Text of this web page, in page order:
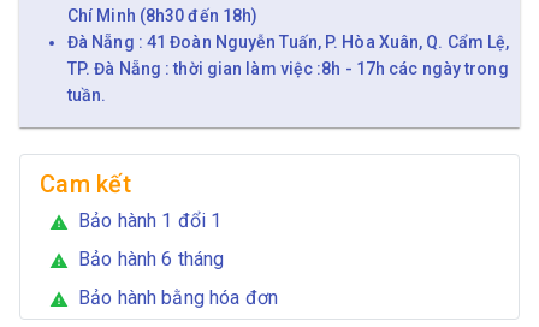
Chí Minh (8h30 đến 18h)
Đà Nẵng : 41 Đoàn Nguyễn Tuấn, P. Hòa Xuân, Q. Cẩm Lệ,
TP. Đà Nẵng : thời gian làm việc :8h - 17h các ngày trong
tuần.
Cam kết
warning Bảo hành 1 đổi 1
warning Bảo hành 6 tháng
warning Bảo hành bằng hóa đơn